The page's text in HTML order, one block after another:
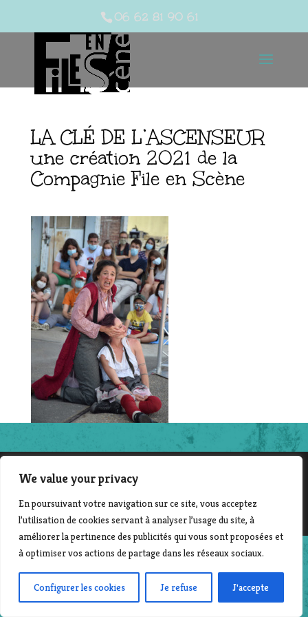
We value your privacy
En poursuivant votre navigation sur ce site, vous acceptez
l’utilisation de cookies servant à analyser l’usage du site, à
améliorer la pertinence des publicités qui vous sont proposées et
à optimiser vos actions de partage dans les réseaux sociaux.
Configurer les cookies Je refuse J'accepte
06 62 81 90 61
LA CLÉ DE L’ASCENSEUR
une création 2021 de la
Compagnie File en Scène
©2014-2025 File en scène - Contact :
| Création & développement : Corinne Morvan
www.pro-file-design.com